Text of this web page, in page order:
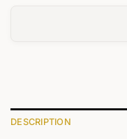
DESCRIPTION